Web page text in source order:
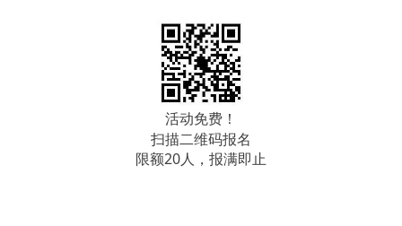
活动免费！
扫描二维码报名
限额20人， 报满即止